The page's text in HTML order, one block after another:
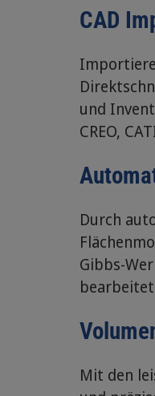
CAD
und
CREO,
Durch
Gibbs-
Mit den